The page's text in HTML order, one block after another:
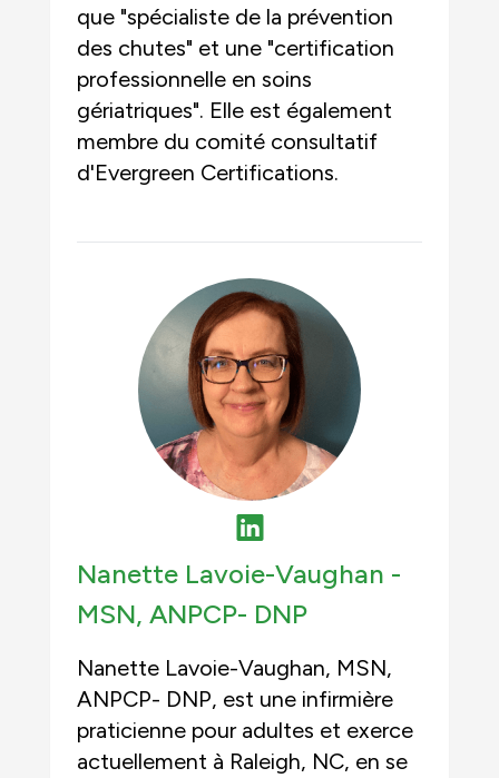
que "spécialiste de la prévention
des chutes" et une "certification
professionnelle en soins
gériatriques". Elle est également
membre du comité consultatif
d'Evergreen Certifications.
Nanette Lavoie-Vaughan -
MSN, ANPCP- DNP
Nanette Lavoie-Vaughan, MSN,
ANPCP- DNP, est une infirmière
praticienne pour adultes et exerce
actuellement à Raleigh, NC, en se